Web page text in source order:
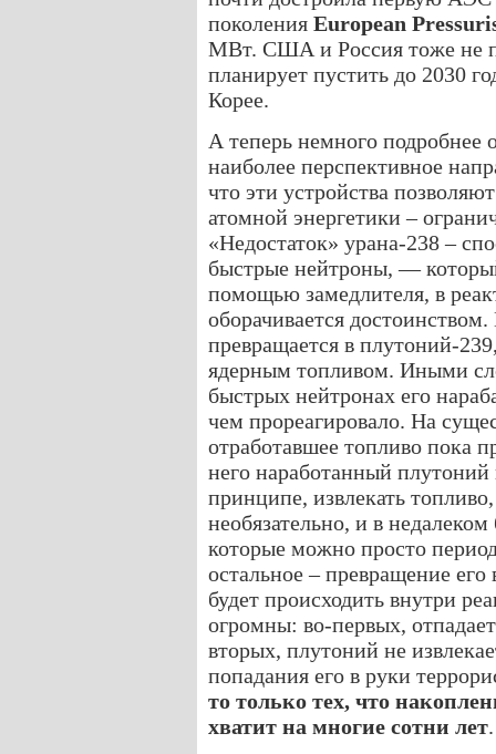
поколения European
МВт. США и Россия тоже не
планирует пустить до 2030
Корее.
А теперь немного подробнее
наиболее перспективное
что эти устройства
атомной энергетики –
«Недостаток» урана-238 –
быстрые нейтроны, —
помощью замедлителя, в
оборачивается
превращается в плутоний-
ядерным топливом. Иными
быстрых нейтронах его
чем прореагировало. На
отработавшее топливо пока
него наработанный плутоний
принципе, извлекать
необязательно, и в
которые можно просто
остальное – превращение
будет происходить внутри
огромны: во-первых,
вторых, плутоний не
попадания его в руки
то только тех, что
хватит на многие сотни лет.